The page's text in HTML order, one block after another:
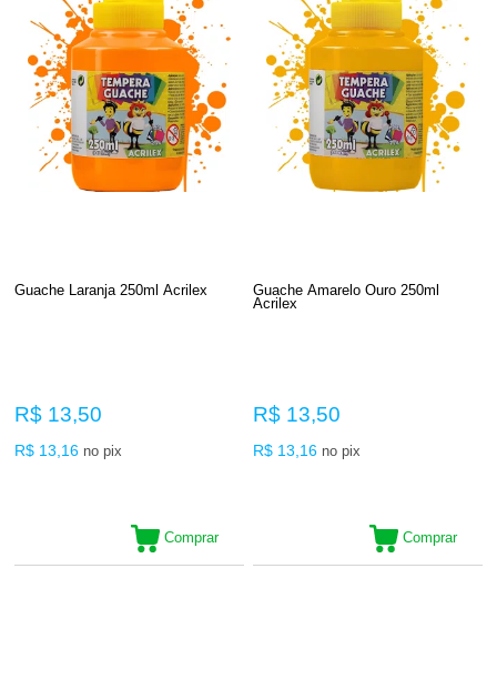
Guache Laranja 250ml Acrilex
R$ 13,50
R$ 13,16 no pix
Comprar
Guache Amarelo Ouro 250ml
Acrilex
R$ 13,50
R$ 13,16 no pix
Comprar